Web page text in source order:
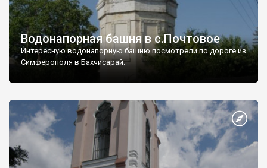
Водонапорная башня в с.Почтовое
Интересную водонапорную башню посмотрели по дороге из
Симферополя в Бахчисарай.